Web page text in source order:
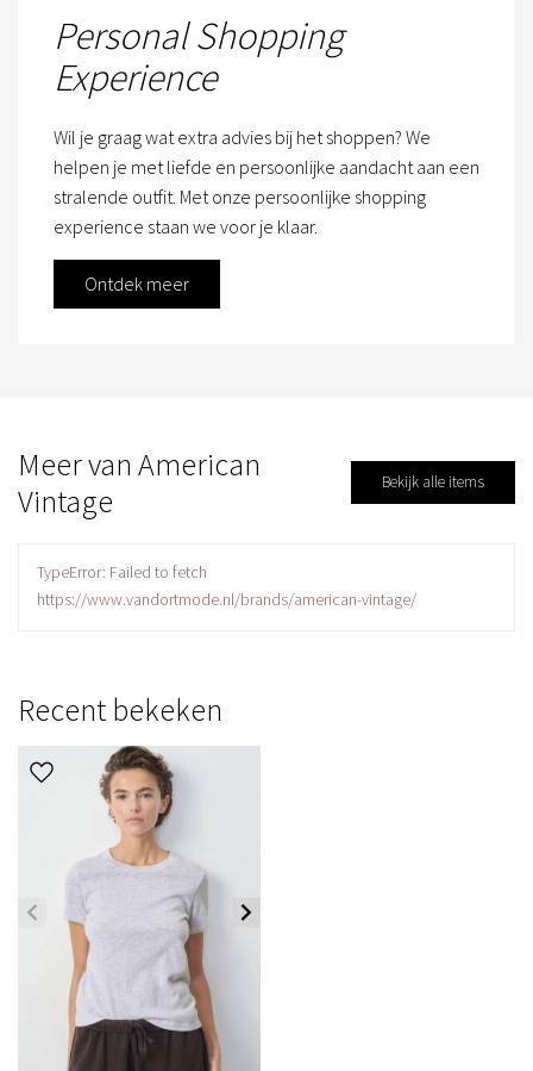
Personal Shopping
Experience
Wil je graag wat extra advies bij het shoppen? We
helpen je met liefde en persoonlijke aandacht aan een
stralende outfit. Met onze persoonlijke shopping
experience staan we voor je klaar.
Ontdek meer
Meer van American
Vintage
Bekijk alle items
TypeError: Failed to fetch
https://www.vandortmode.nl/brands/american-vintage/
Recent bekeken